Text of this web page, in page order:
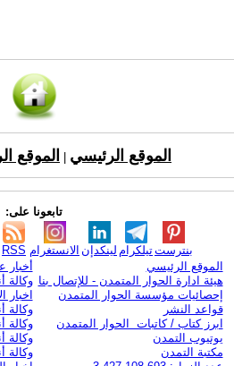
الموقع الرئيسي الموقع
تابعونا على:
RSS الانستغرام لينكدإن تيلكرامبنترست
الموقع الرئيسي
هيئة ادارة الحوار المتمدن - للإتصال بنا
إحصائيات مؤسسة الحوار المتمدن
قواعد النشر
ابرز كتاب / كاتبات الحوار المتمدن
يوتيوب التمدن
مكتبة التمدن
أخبار
وكالة
اخبار
وكالة
وكالة
وكالة
وكالة